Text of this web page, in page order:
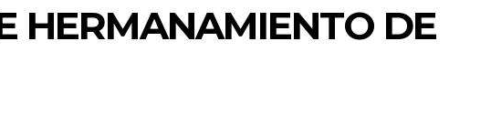
HERMANAMIENTO DE